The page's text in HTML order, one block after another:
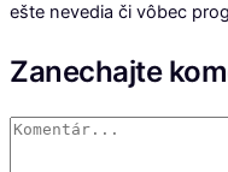
ešte nevedia či vôbec
Zanechajte